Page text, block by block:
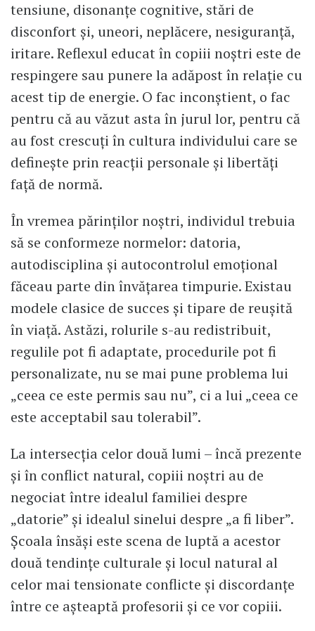
tensiune, disonanțe cognitive, stări de
disconfort și, uneori, neplăcere, nesiguranță,
iritare. Reflexul educat în copiii noștri este de
respingere sau punere la adăpost în relație cu
acest tip de energie. O fac inconștient, o fac
pentru că au văzut asta în jurul lor, pentru că
au fost crescuți în cultura individului care se
definește prin reacții personale și libertăți
față de normă.
În vremea părinților noștri, individul trebuia
să se conformeze normelor: datoria,
autodisciplina și autocontrolul emoțional
făceau parte din învățarea timpurie. Existau
modele clasice de succes și tipare de reușită
în viață. Astăzi, rolurile s-au redistribuit,
regulile pot fi adaptate, procedurile pot fi
personalizate, nu se mai pune problema lui
„ceea ce este permis sau nu”, ci a lui „ceea ce
este acceptabil sau tolerabil”.
La intersecția celor două lumi – încă prezente
și în conflict natural, copiii noștri au de
negociat între idealul familiei despre
„datorie” și idealul sinelui despre „a fi liber”.
Școala însăși este scena de luptă a acestor
două tendințe culturale și locul natural al
celor mai tensionate conflicte și discordanțe
între ce așteaptă profesorii și ce vor copiii.